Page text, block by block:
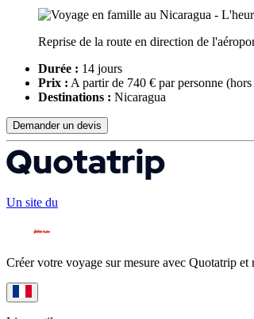
Reprise de la route en direction de
Durée : 14 jours
Prix : A partir de 740 € par personne
Destinations : Nicaragua
Demander un devis
Un site du
Créer votre voyage sur mesure avec Quotatrip et